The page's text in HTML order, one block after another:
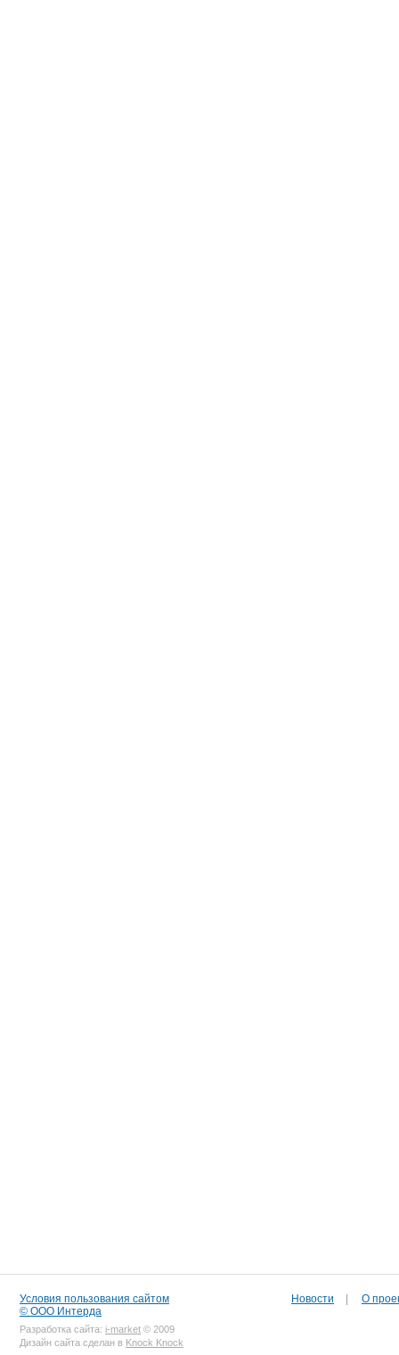
Условия пользования сайтом
© ООО Интерда
Разработка сайта: i-market © 2009
Дизайн сайта сделан в Knock Knock
Новости О